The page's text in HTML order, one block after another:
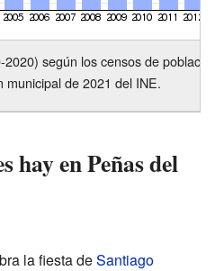
según los censos de
municipal de 2021 del INE.
hay en Peñas del
la fiesta deSantiago